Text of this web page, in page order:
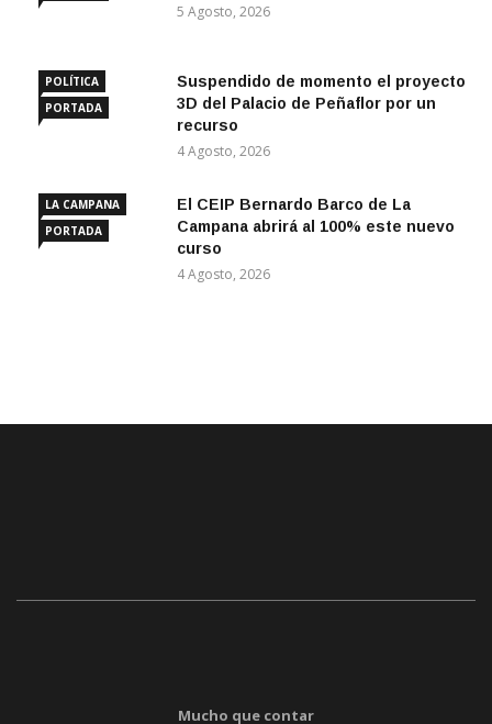
5 Agosto, 2026
POLÍTICA
PORTADA
Suspendido de momento el proyecto
3D del Palacio de Peñaflor por un
recurso
4 Agosto, 2026
LA CAMPANA
PORTADA
El CEIP Bernardo Barco de La
Campana abrirá al 100% este nuevo
curso
4 Agosto, 2026
Mucho que contar